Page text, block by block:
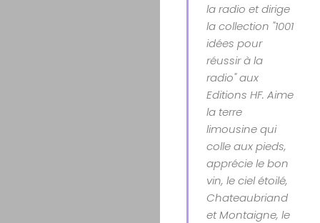
la radio et dirige
la collection "1001
idées pour
réussir à la
radio" aux
Editions HF. Aime
la terre
limousine qui
colle aux pieds,
apprécie le bon
vin, le ciel étoilé,
Chateaubriand
et Montaigne, le